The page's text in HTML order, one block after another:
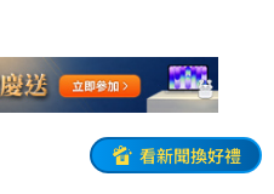
看新聞換好禮